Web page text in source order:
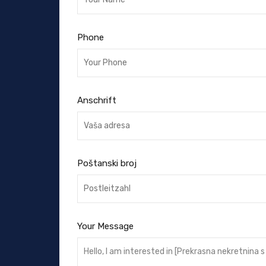
Phone
Anschrift
Poštanski broj
Your Message